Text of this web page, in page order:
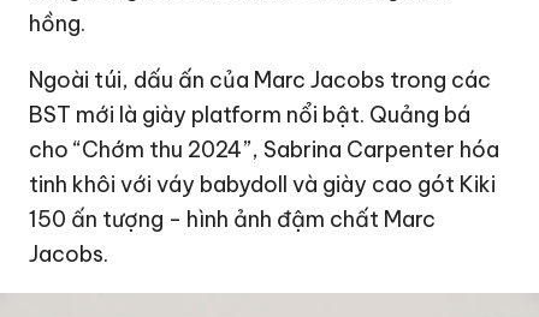
hồng.
Ngoài túi, dấu ấn của Marc Jacobs trong các
BST mới là giày platform nổi bật. Quảng bá
cho “Chớm thu 2024”, Sabrina Carpenter hóa
tinh khôi với váy babydoll và giày cao gót Kiki
150 ấn tượng - hình ảnh đậm chất Marc
Jacobs.